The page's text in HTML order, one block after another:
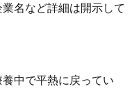
名など詳細は開示して
中で平熱に戻ってい